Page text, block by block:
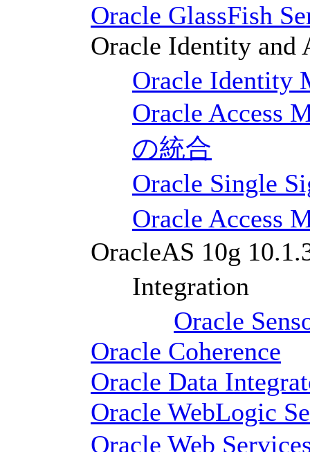
Oracle GlassFish
Oracle Identity and
Oracle Identity
Oracle Access
の統合
Oracle Single
Oracle Access
OracleAS 10g
Integration
Oracle
Oracle Coherence
Oracle Data
Oracle WebLogic
Oracle Web